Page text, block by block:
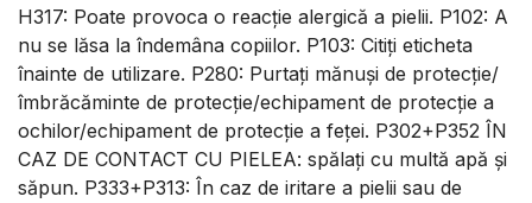
H317: Poate provoca o reacție alergică a pielii. P102: A
nu se lăsa la îndemâna copiilor. P103: Citiți eticheta
înainte de utilizare. P280: Purtați mănuși de protecție/
îmbrăcăminte de protecție/echipament de protecție a
ochilor/echipament de protecție a feței. P302+P352 ÎN
CAZ DE CONTACT CU PIELEA: spălați cu multă apă și
săpun. P333+P313: În caz de iritare a pielii sau de